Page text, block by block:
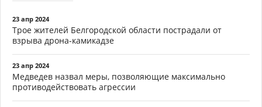
23 апр 2024
Трое жителей Белгородской области пострадали от
взрыва дрона-камикадзе
23 апр 2024
Медведев назвал меры, позволяющие максимально
противодействовать агрессии